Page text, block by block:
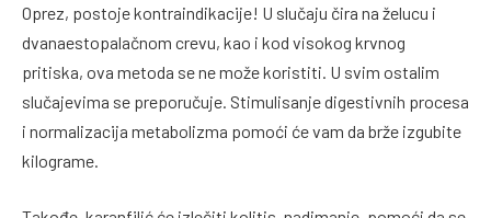
Oprez, postoje kontraindikacije! U slučaju čira na želucu i
dvanaestopalačnom crevu, kao i kod visokog krvnog
pritiska, ova metoda se ne može koristiti. U svim ostalim
slučajevima se preporučuje. Stimulisanje digestivnih procesa
i normalizacija metabolizma pomoći će vam da brže izgubite
kilograme.